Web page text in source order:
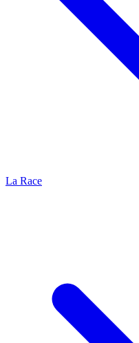
La Race